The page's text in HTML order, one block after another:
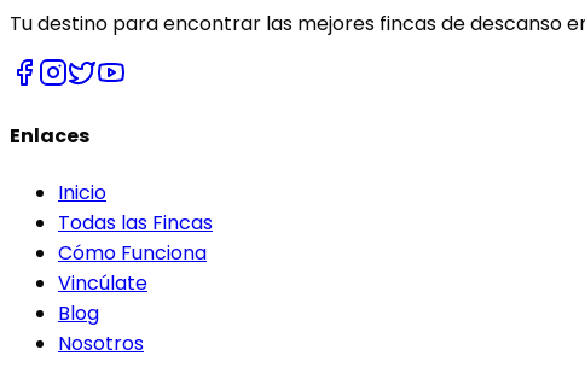
Tu destino para encontrar las mejores fincas de descanso
Enlaces
Inicio
Todas las Fincas
Cómo Funciona
Vincúlate
Blog
Nosotros